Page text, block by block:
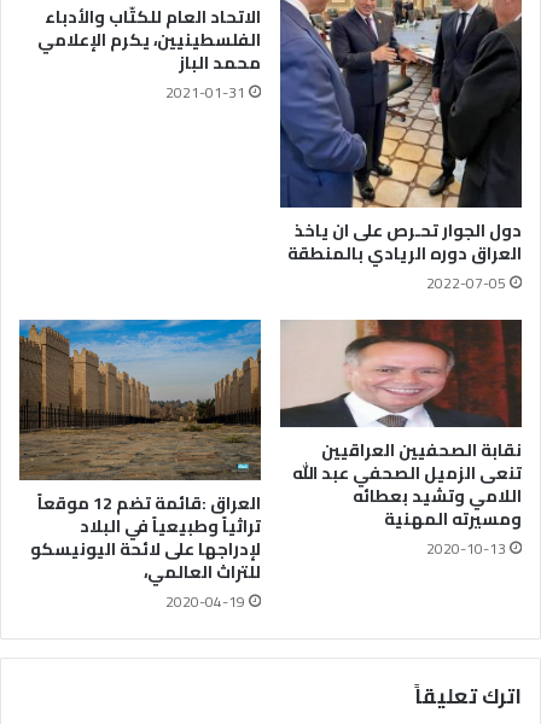
دول الجوار تحـرص على ان ياخذ
العراق دوره الريادي بالمنطقة
2022-07-05
الاتحاد العام للكتّاب والأدباء
الفلسطينيين، يكرم الإعلامي
محمد الباز
2021-01-31
نقابة الصحفيين العراقيين
تنعى الزميل الصحفي عبد الله
اللامي وتشيد بعطائه
ومسيرته المهنية
2020-10-13
العراق :قائمة تضم 12 موقعاً
تراثياً وطبيعياً في البلاد
لإدراجها على لائحة اليونيسكو
للتراث العالمي،
2020-04-19
اترك تعليقاً